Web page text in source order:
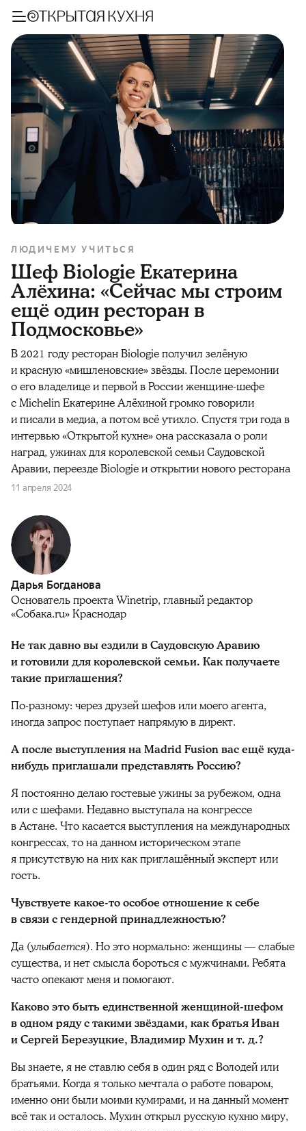
ЛЮДИ ЧЕМУ УЧИТЬСЯ
Шеф Biologie Екатерина
Алёхина: «Сейчас мы строим
ещё один ресторан в
Подмосковье»
В 2021 годуресторан Biologie получил зелёную
и красную «мишленовские» звёзды. После церемонии
о его владелице и первой в России женщине-шефе
с Michelin Екатерине Алёхиной громко говорили
и писали в медиа, а потом всё утихло. Спустя три года в
интервью «Открытой кухне» она рассказала о роли
наград, ужинах для королевской семьи Саудовской
Аравии, переезде Biologie и открытии нового ресторана
11 апреля 2024
Дарья Богданова
Основатель проекта Winetrip, главный редактор
«Собака.ru» Краснодар
Не так давно вы ездили в Саудовскую Аравию
и готовили для королевской семьи. Как получаете
такие приглашения?
По-разному: через друзей шефов или моего агента,
иногда запрос поступает напрямую в директ.
А после выступления на Madrid Fusion вас ещё куда-
нибудь приглашали представлять Россию?
Я постоянно делаю гостевые ужины за рубежом, одна
или с шефами. Недавно выступала на конгрессе
в Астане. Что касается выступления на международных
конгрессах, то на данном историческом этапе
я присутствую на них как приглашённый эксперт или
гость.
Чувствуете какое-то особое отношение к себе
в связи с гендерной принадлежностью?
Да (улыбается). Но это нормально: женщины — слабые
существа, и нет смысла бороться с мужчинами. Ребята
часто опекают меня и помогают.
Каково это быть единственной женщиной-шефом
в одном ряду с такими звёздами, как братья Иван
и Сергей Березуцкие, Владимир Мухин и т. д.?
Вы знаете, я не ставлю себя в один ряд с Володей или
братьями. Когда я только мечтала о работе поваром,
именно они были моими кумирами, и на данный момент
всё так и осталось. Мухин открыл русскую кухню миру,